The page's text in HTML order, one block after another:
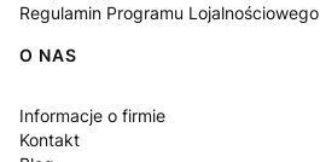
Regulamin Programu Lojalnościowego
O NAS
Informacje o firmie
Kontakt